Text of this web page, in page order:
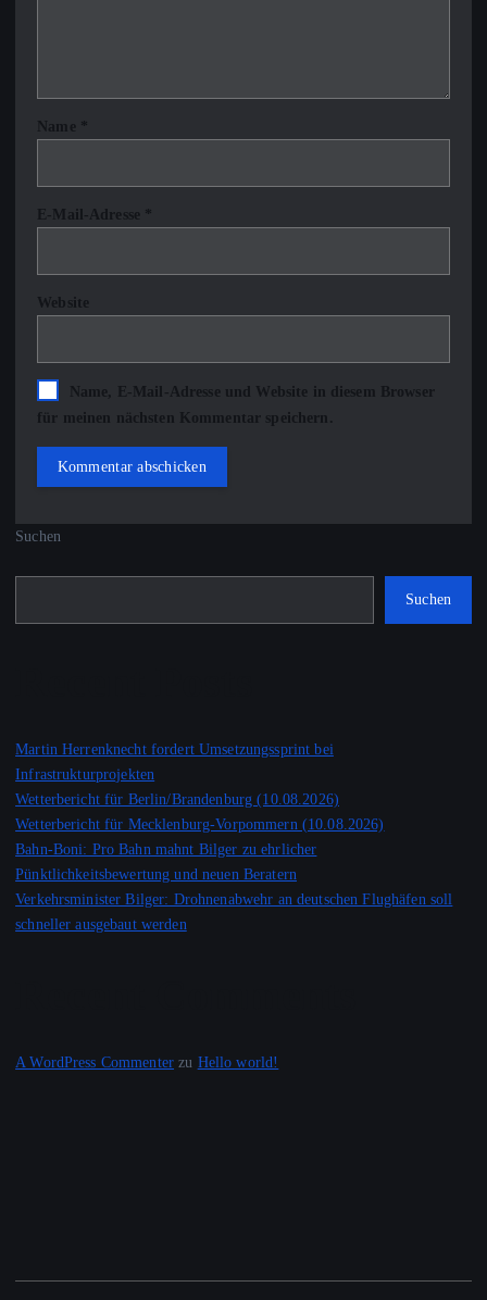
Name *
E-Mail-Adresse *
Website
Name, E-Mail-Adresse und Website in diesem Browser
für meinen nächsten Kommentar speichern.
Suchen
Suchen
Martin Herrenknecht fordert Umsetzungssprint bei
Infrastrukturprojekten
Wetterbericht für Berlin/Brandenburg (10.08.2026)
Wetterbericht für Mecklenburg-Vorpommern (10.08.2026)
Bahn-Boni: Pro Bahn mahnt Bilger zu ehrlicher
Pünktlichkeitsbewertung und neuen Beratern
Verkehrsminister Bilger: Drohnenabwehr an deutschen Flughäfen soll
schneller ausgebaut werden
A WordPress Commenter zu Hello world!